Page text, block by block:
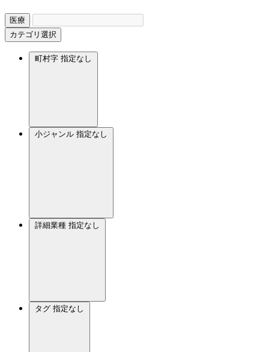
医療
カテゴリ選択
町村字 指定なし
小ジャンル 指定なし
詳細業種 指定なし
タグ 指定なし